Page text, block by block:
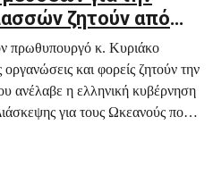
ζητούν από
οργανώσεις
πρωθυπουργό κ. Κυριάκο
και φορείς ζητούν την
ανέλαβε η ελληνική κυβέρνηση
για τους Ωκεανούς που
Αθήνα.